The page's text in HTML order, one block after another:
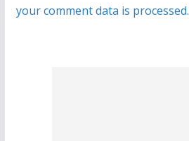
your comment data is processed.